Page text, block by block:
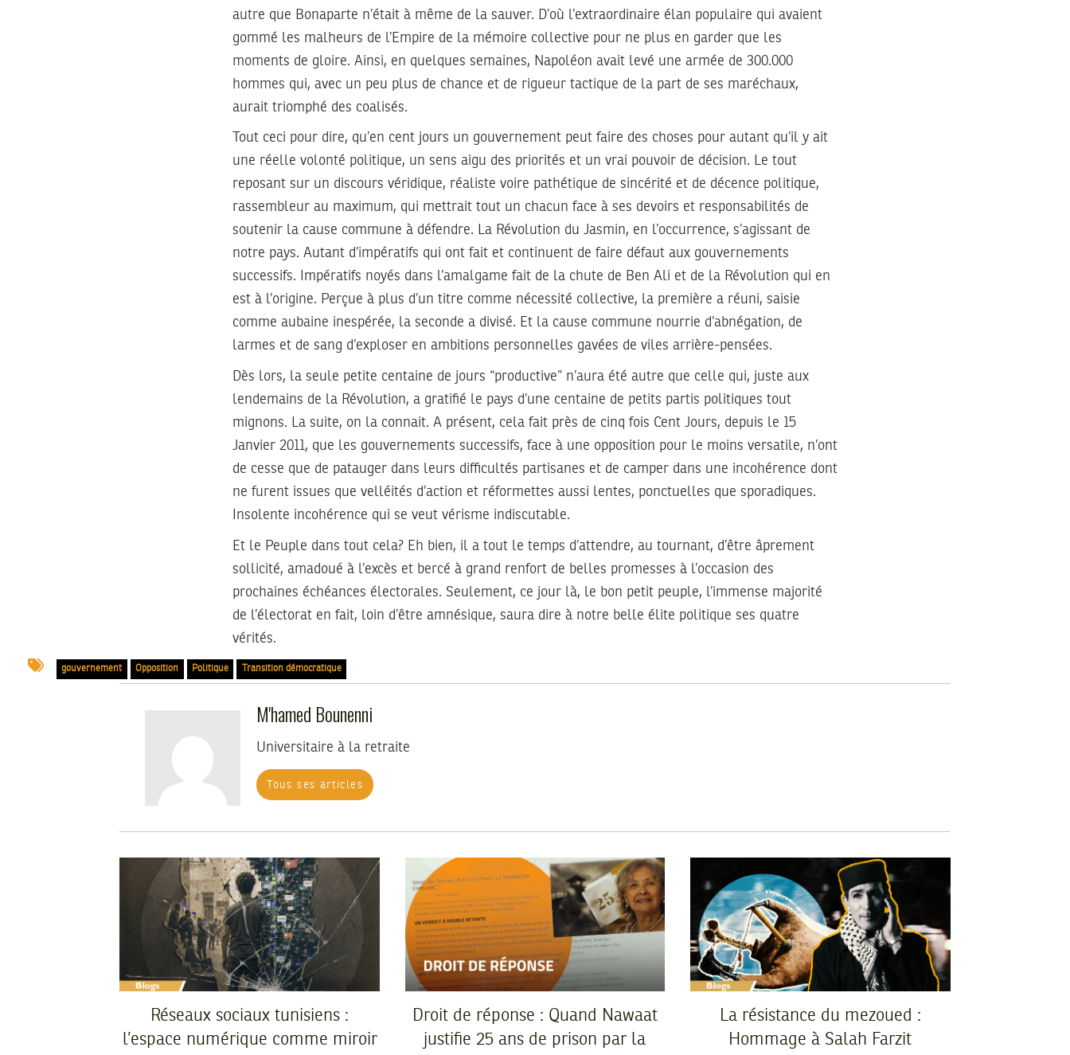
autre que Bonaparte n’était à même de la sauver. D’où l’extraordinaire élan populaire qui avaient
gommé les malheurs de l’Empire de la mémoire collective pour ne plus en garder que les
moments de gloire. Ainsi, en quelques semaines, Napoléon avait levé une armée de 300.000
hommes qui, avec un peu plus de chance et de rigueur tactique de la part de ses maréchaux,
aurait triomphé des coalisés.
Tout ceci pour dire, qu’en cent jours un gouvernement peut faire des choses pour autant qu’il y ait
une réelle volonté politique, un sens aigu des priorités et un vrai pouvoir de décision. Le tout
reposant sur un discours véridique, réaliste voire pathétique de sincérité et de décence politique,
rassembleur au maximum, qui mettrait tout un chacun face à ses devoirs et responsabilités de
soutenir la cause commune à défendre. La Révolution du Jasmin, en l’occurrence, s’agissant de
notre pays. Autant d’impératifs qui ont fait et continuent de faire défaut aux gouvernements
successifs. Impératifs noyés dans l’amalgame fait de la chute de Ben Ali et de la Révolution qui en
est à l’origine. Perçue à plus d’un titre comme nécessité collective, la première a réuni, saisie
comme aubaine inespérée, la seconde a divisé. Et la cause commune nourrie d’abnégation, de
larmes et de sang d’exploser en ambitions personnelles gavées de viles arrière-pensées.
Dès lors, la seule petite centaine de jours “productive” n’aura été autre que celle qui, juste aux
lendemains de la Révolution, a gratifié le pays d’une centaine de petits partis politiques tout
mignons. La suite, on la connait. A présent, cela fait près de cinq fois Cent Jours, depuis le 15
Janvier 2011, que les gouvernements successifs, face à une opposition pour le moins versatile, n’ont
de cesse que de patauger dans leurs difficultés partisanes et de camper dans une incohérence dont
ne furent issues que velléités d’action et réformettes aussi lentes, ponctuelles que sporadiques.
Insolente incohérence qui se veut vérisme indiscutable.
Et le Peuple dans tout cela? Eh bien, il a tout le temps d’attendre, au tournant, d’être âprement
sollicité, amadoué à l’excès et bercé à grand renfort de belles promesses à l’occasion des
prochaines échéances électorales. Seulement, ce jour là, le bon petit peuple, l’immense majorité
de l’électorat en fait, loin d’être amnésique, saura dire à notre belle élite politique ses quatre
vérités.
gouvernement Opposition Politique Transition démocratique
M'hamed Bounenni
Universitaire à la retraite
Tous ses articles
Réseaux sociaux tunisiens :
l’espace numérique comme miroir
Droit de réponse : Quand Nawaat
justifie 25 ans de prison par la
La résistance du mezoued :
Hommage à Salah Farzit